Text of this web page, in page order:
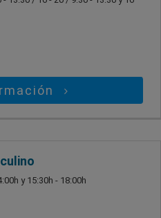
y 15:30h - 18:00h